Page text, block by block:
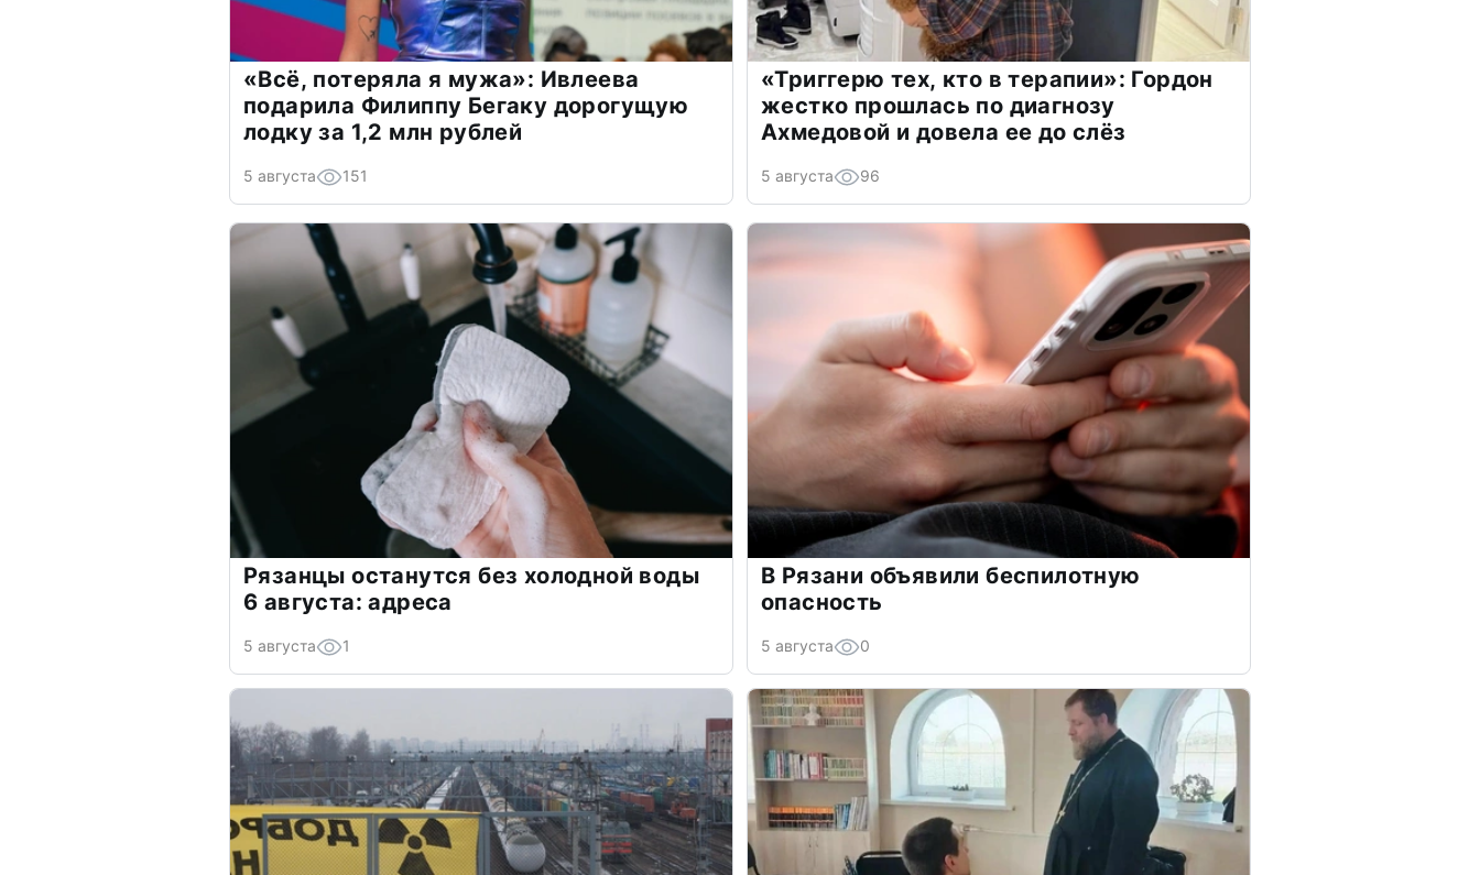
«Всё, потеряла я мужа»: Ивлеева
подарила Филиппу Бегаку дорогущую
лодку за 1,2 млн рублей
5 августа 151
«Триггерю тех, кто в терапии»: Гордон
жестко прошлась по диагнозу
Ахмедовой и довела ее до слёз
5 августа 96
Рязанцы останутся без холодной воды
6 августа: адреса
5 августа 1
В Рязани объявили беспилотную
опасность
5 августа 0